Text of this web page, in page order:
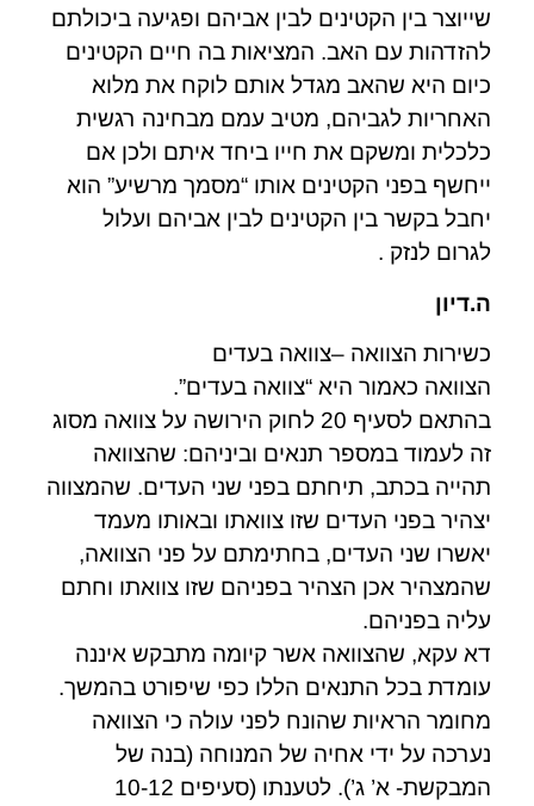
שייוצר בין הקטינים לבין אביהם ופגיעה ביכולתם
להזדהות עם האב. המציאות בה חיים הקטינים
כיום היא שהאב מגדל אותם לוקח את מלוא
האחריות לגביהם, מטיב עמם מבחינה רגשית
כלכלית ומשקם את חייו ביחד איתם ולכן אם
ייחשף בפני הקטינים אותו “מסמך מרשיע” הוא
יחבל בקשר בין הקטינים לבין אביהם ועלול
לגרום לנזק .
ה.דיון
כשירות הצוואה –צוואה בעדים
הצוואה כאמור היא “צוואה בעדים”.
בהתאם לסעיף 20 לחוק הירושה על צוואה מסוג
זה לעמוד במספר תנאים וביניהם: שהצוואה
תהייה בכתב, תיחתם בפני שני העדים. שהמצווה
יצהיר בפני העדים שזו צוואתו ובאותו מעמד
יאשרו שני העדים, בחתימתם על פני הצוואה,
שהמצהיר אכן הצהיר בפניהם שזו צוואתו וחתם
עליה בפניהם.
דא עקא, שהצוואה אשר קיומה מתבקש איננה
עומדת בכל התנאים הללו כפי שיפורט בהמשך.
מחומר הראיות שהונח לפני עולה כי הצוואה
נערכה על ידי אחיה של המנוחה (בנה של
המבקשת- א’ ג’). לטענתו (סעיפים 10-12